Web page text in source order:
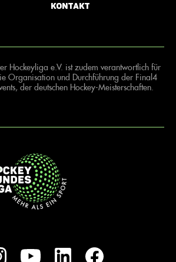
Kontakt
Hockeyliga e.V. ist zudem verantwortlich für
Organisation und Durchführung der Final4
der deutschen Hockey-Meisterschaften.